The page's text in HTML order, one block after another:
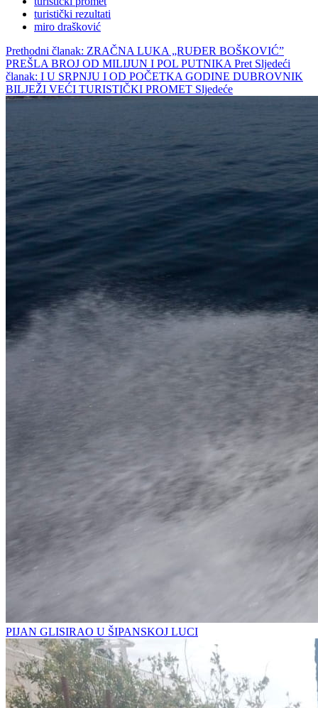
turistički rezultati
miro drašković
Prethodni članak: ZRAČNA LUKA „RUĐER BOŠKOVIĆ”
PREŠLA BROJ OD MILIJUN I POL PUTNIKA Pret Sljedeći
članak: I U SRPNJU I OD POČETKA GODINE DUBROVNIK
BILJEŽI VEĆI TURISTIČKI PROMET Sljedeće
PIJAN GLISIRAO U ŠIPANSKOJ LUCI